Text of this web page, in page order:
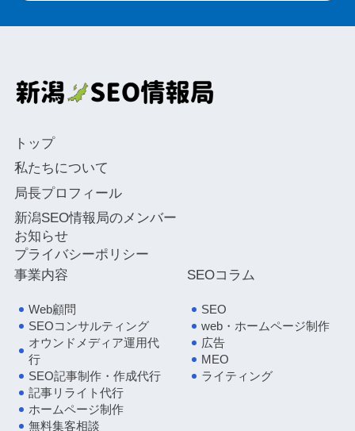
トップ
私たちについて
局長プロフィール
新潟SEO情報局のメンバー
お知らせ
プライバシーポリシー
事業内容
Web顧問
SEOコンサルティング
オウンドメディア運用代
行
SEO記事制作・作成代行
記事リライト代行
ホームページ制作
無料集客相談
SEOコラム
SEO
web・ホームページ制作
広告
MEO
ライティング